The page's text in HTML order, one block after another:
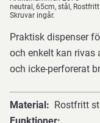
neutral, 65cm, stål,
Skruvar ingår.
Praktisk dispenser
och enkelt kan rivas
och icke-perforerat
Material
Rostfritt